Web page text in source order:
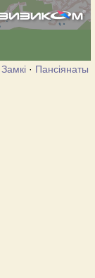
Замкі · Пансіянаты